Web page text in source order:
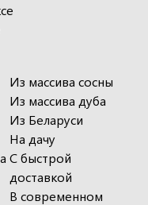
Из массива сосны
Из массива дуба
Из Беларуси
На дачу
С быстрой
доставкой
В современном